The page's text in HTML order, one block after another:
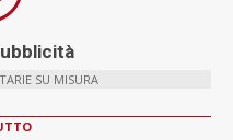
SU MISURA